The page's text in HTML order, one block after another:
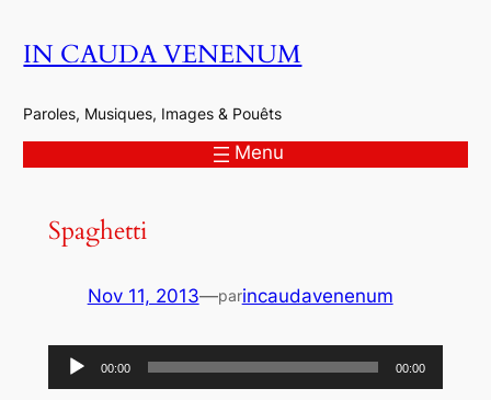
auIN CAUDA VENENUM
Paroles, Musiques, Images & Pouêts
Menu
Spaghetti
Nov 11, 2013—parincaudavenenum
Lecteur
audio
00:00 00:00